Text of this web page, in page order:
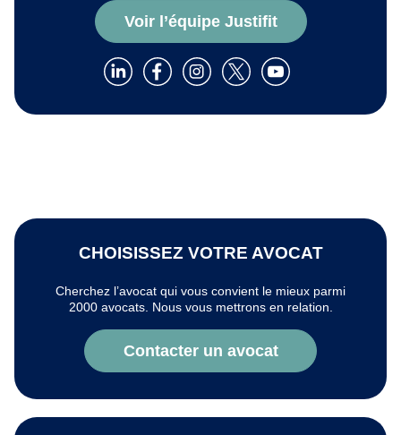
Voir l’équipe Justifit
CHOISISSEZ VOTRE AVOCAT
Cherchez l’avocat qui vous convient le mieux parmi
2000 avocats. Nous vous mettrons en relation.
Contacter un avocat